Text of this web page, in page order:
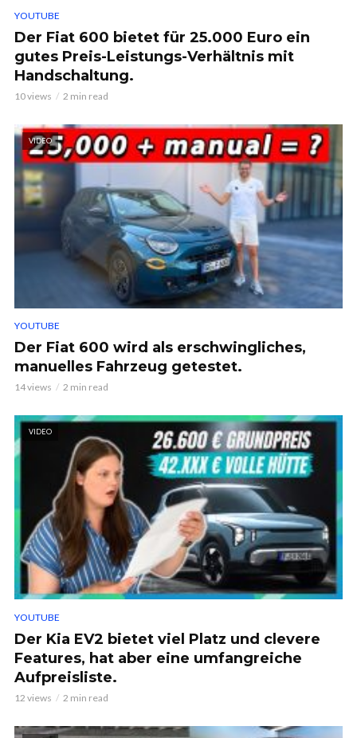
YOUTUBE
Der Fiat 600 bietet für 25.000 Euro ein
gutes Preis-Leistungs-Verhältnis mit
Handschaltung.
10 views 2 min read
VIDEO
YOUTUBE
Der Fiat 600 wird als erschwingliches,
manuelles Fahrzeug getestet.
14 views 2 min read
VIDEO
YOUTUBE
Der Kia EV2 bietet viel Platz und clevere
Features, hat aber eine umfangreiche
Aufpreisliste.
12 views 2 min read